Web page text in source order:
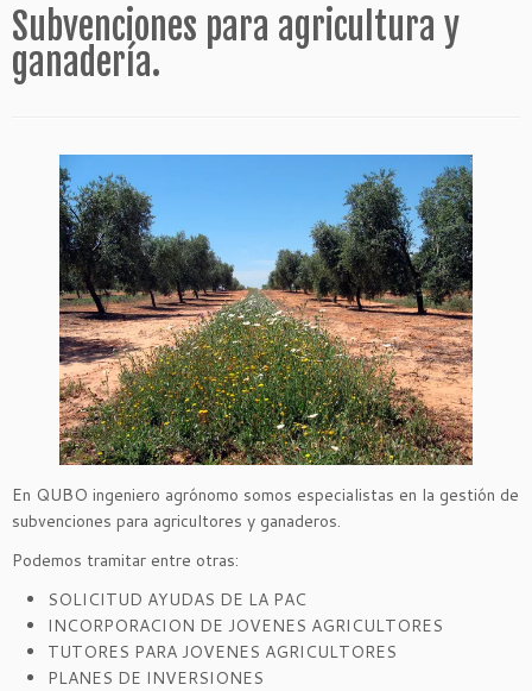
Subvenciones para agricultura y
ganadería.
En QUBO ingeniero agrónomo somos especialistas en la gestión de
subvenciones para agricultores y ganaderos.
Podemos tramitar entre otras:
SOLICITUD AYUDAS DE LA PAC
INCORPORACION DE JOVENES AGRICULTORES
TUTORES PARA JOVENES AGRICULTORES
PLANES DE INVERSIONES